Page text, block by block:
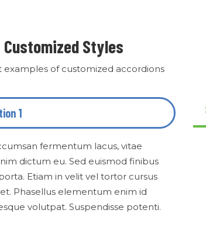
Customized Styles
examples of customized accordions
1
fermentum lacus, vitae
dictum eu. Sed euismod finibus
Etiam in velit vel tortor cursus
Phasellus elementum enim id
volutpat. Suspendisse potenti.